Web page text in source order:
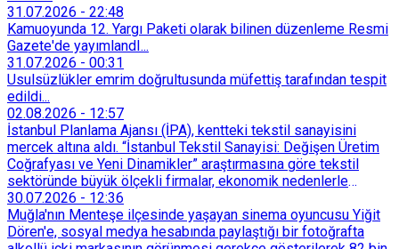
31.07.2026 - 22:48
Kamuoyunda 12. Yargı Paketi olarak bilinen düzenleme Resmi
Gazete'de yayımlandI...
31.07.2026 - 00:31
Usulsüzlükler emrim doğrultusunda müfettiş tarafından tespit
edildi...
02.08.2026 - 12:57
İstanbul Planlama Ajansı (İPA), kentteki tekstil sanayisini
mercek altına aldı. “İstanbul Tekstil Sanayisi: Değişen Üretim
Coğrafyası ve Yeni Dinamikler” araştırmasına göre tekstil
sektöründe büyük ölçekli firmalar, ekonomik nedenlerle
İstanbul’dan devlet destekli teşvik bölgelerine veya
Trakya’daki OSB’lere taşınmaya başladı. İstanbul içindeki
küçük ölçekli üretim merkezleri de Tarihi Yarımada’dan
30.07.2026 - 12:36
Muğla'nın Menteşe ilçesinde yaşayan sinema oyuncusu Yiğit
Dören'e, sosyal medya hesabında paylaştığı bir fotoğrafta